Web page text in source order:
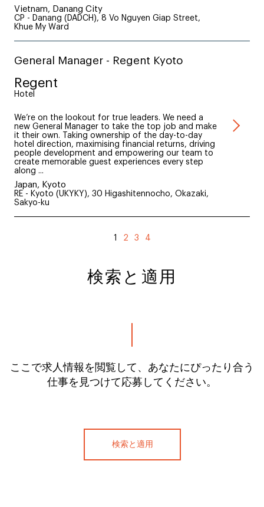
Vietnam, Danang City
CP - Danang (DADCH), 8 Vo Nguyen Giap Street,
Khue My Ward
General Manager - Regent Kyoto
Regent
Hotel
We’re on the lookout for true leaders. We need a
new General Manager to take the top job and make
it their own. Taking ownership of the day-to-day
hotel direction, maximising financial returns, driving
people development and empowering our team to
create memorable guest experiences every step
along ...
Japan, Kyoto
RE - Kyoto (UKYKY), 30 Higashitennocho, Okazaki,
Sakyo-ku
1 2 3 4
検索と適用
検索と適用
ここで求人情報を閲覧して、あなたにぴったり合う
仕事を見つけて応募してください。